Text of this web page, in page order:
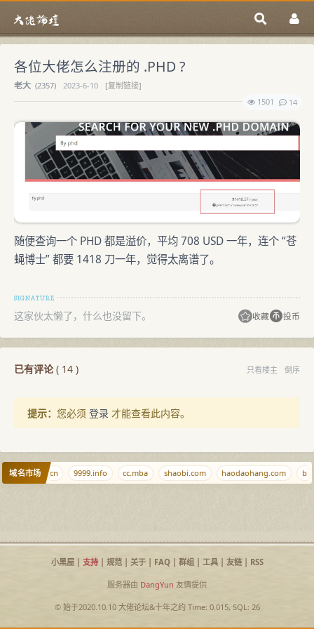
各位大佬怎么注册的 .PHD ?
老大 (2357) 2023-6-10
[复制链接]
1501
14
随便查询一个 PHD 都是溢价，平均 708 USD 一年，连个 “苍
蝇博士” 都要 1418 刀一年，觉得太离谱了。
这家伙太懒了，什么也没留下。 收藏 投币
已有评论( 14 ) 只看楼主 倒序
提示： 您必须 登录 才能查看此内容。
域名市场714.cn 9999.info cc.mba shaobi.com haodaohang.com
小黑屋| 支持| 规范| 关于| FAQ| 群组| 工具| 友链| RSS
服务器由 DangYun 友情提供
© 始于2020.10.10 大佬论坛&十年之约Time: 0.015, SQL: 26